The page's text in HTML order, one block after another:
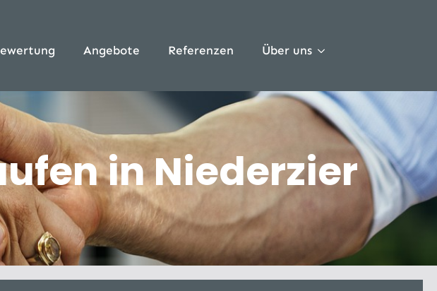
Angebote Referenzen Über uns
in Niederzier